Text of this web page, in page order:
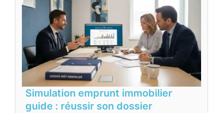
Simulation emprunt immobilier
guide : réussir son dossier